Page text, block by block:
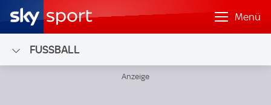
Menü
FUSSBALL